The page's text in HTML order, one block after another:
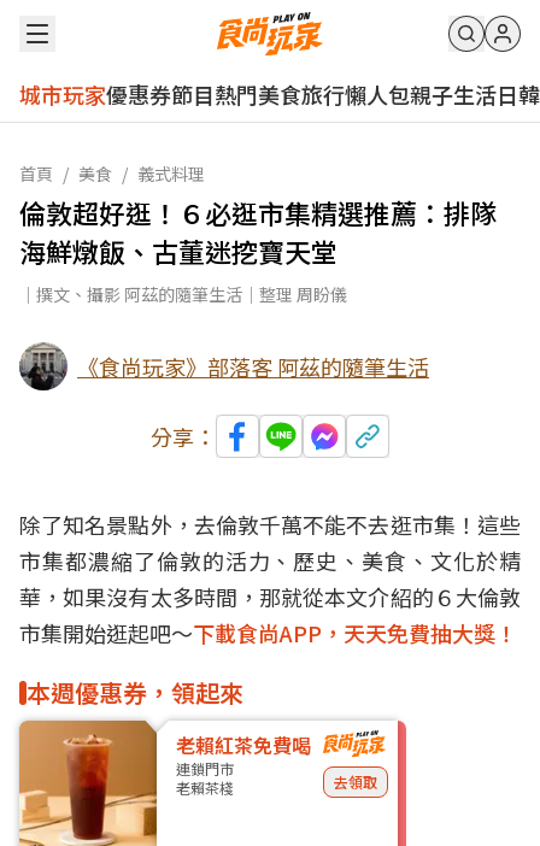
城市玩家優惠券節目熱門美食旅行懶人包親子生活日韓
首頁 / 美食 / 義式料理
倫敦超好逛！６必逛市集精選推薦：排隊
海鮮燉飯、古董迷挖寶天堂
｜撰文、攝影 阿茲的隨筆生活｜整理 周盼儀
《食尚玩家》部落客 阿茲的隨筆生活
分享：
除了知名景點外，去倫敦千萬不能不去逛市集！這些
市集都濃縮了倫敦的活力、歷史、美食、文化於精
華，如果沒有太多時間，那就從本文介紹的６大倫敦
市集開始逛起吧～下載食尚APP，天天免費抽大獎！
本週優惠券，領起來
老賴紅茶免費喝
連鎖門市
老賴茶棧
去領取